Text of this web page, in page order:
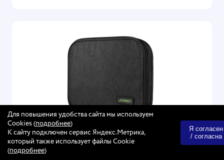
Для повышения удобства сайта мы используем
Cookies (подробнее)
К сайту подключен сервис Яндекс.Метрика,
который также использует файлы Cookie
(подробнее)
Я согласен
/ согласна